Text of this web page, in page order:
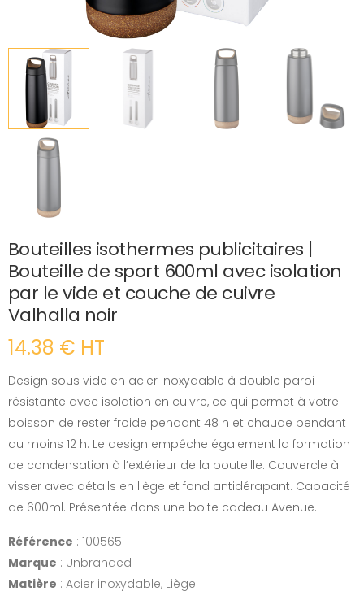
Bouteilles isothermes publicitaires |
Bouteille de sport 600ml avec isolation
par le vide et couche de cuivre
Valhalla noir
14.38 € HT
Design sous vide en acier inoxydable à double paroi
résistante avec isolation en cuivre, ce qui permet à votre
boisson de rester froide pendant 48 h et chaude pendant
au moins 12 h. Le design empêche également la formation
de condensation à l’extérieur de la bouteille. Couvercle à
visser avec détails en liège et fond antidérapant. Capacité
de 600ml. Présentée dans une boite cadeau Avenue.
Référence : 100565
Marque : Unbranded
Matière : Acier inoxydable, Liège